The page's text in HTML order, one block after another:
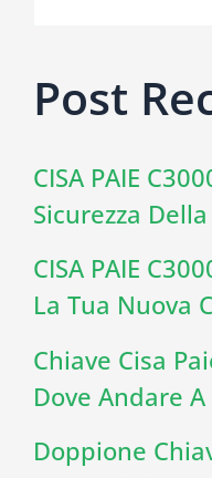
Post
CISA PAIE
Sicurezza
CISA PAIE
La Tua Nuova
Chiave Cisa
Dove Andare
Doppione